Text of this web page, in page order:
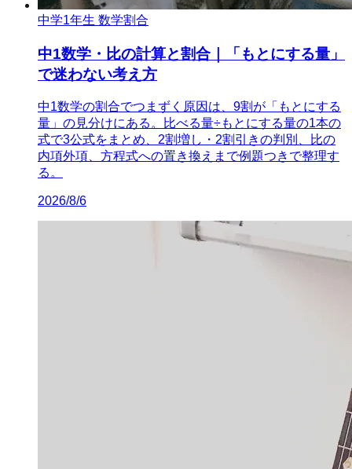
中学1年生 数学割合
中1数学・比の計算と割合｜「もとにする量」
で迷わない考え方
中1数学の割合でつまずく原因は、9割が「もとにする
量」の見分けにある。比べる量÷もとにする量の1本の
式で3公式をまとめ、2割増し・2割引きの判別、比の
内項外項、方程式への置き換えまで例題つきで整理す
る。
2026/8/6